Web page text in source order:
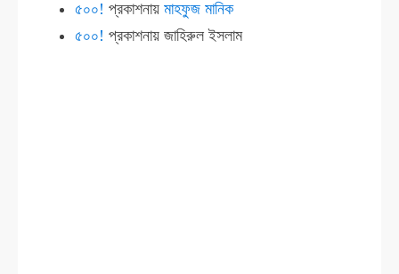
৫০০! প্রকাশনায়মাহফুজ মানিক
৫০০! প্রকাশনায়জাহিরুল ইসলাম